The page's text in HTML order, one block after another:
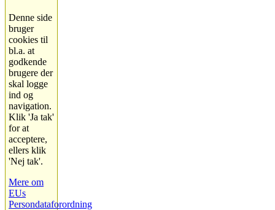
Denne side
bruger
cookies til
bl.a. at
godkende
brugere der
skal logge
ind og
navigation.
Klik 'Ja tak'
for at
acceptere,
ellers klik
'Nej tak'.
Mere om
EUs
Persondataforordning